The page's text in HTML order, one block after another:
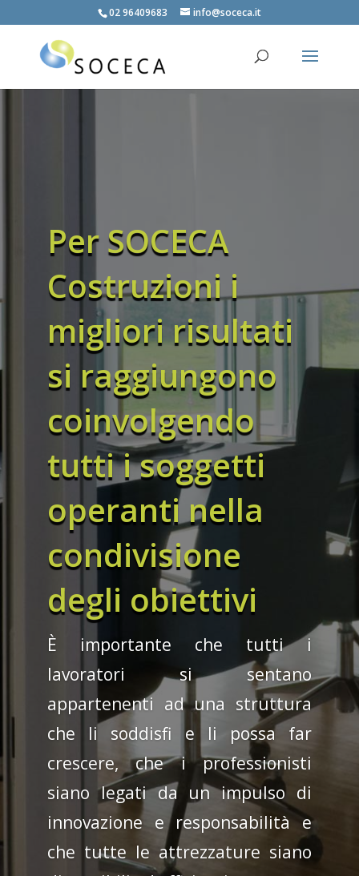
02 96409683 info@soceca.it
Per SOCECA
Costruzioni i
migliori risultati
si raggiungono
coinvolgendo
tutti i soggetti
operanti nella
condivisione
degli obiettivi
È importante che tutti i
lavoratori si sentano
appartenenti ad una struttura
che li soddisfi e li possa far
crescere, che i professionisti
siano legati da un impulso di
innovazione e responsabilità e
che tutte le attrezzature siano